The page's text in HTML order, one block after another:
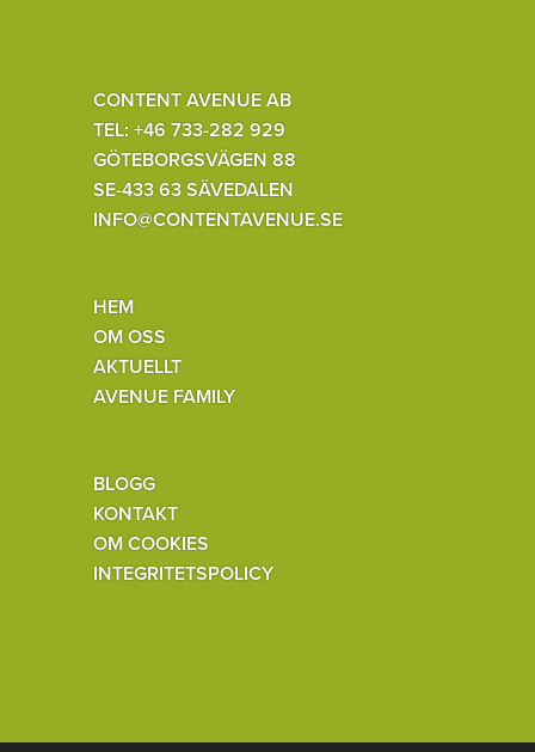
CONTENT AVENUE AB
TEL: +46 733-282 929
GÖTEBORGSVÄGEN 88
SE-433 63 SÄVEDALEN
INFO@CONTENTAVENUE.SE
HEM
OM OSS
AKTUELLT
AVENUE FAMILY
BLOGG
KONTAKT
OM COOKIES
INTEGRITETSPOLICY